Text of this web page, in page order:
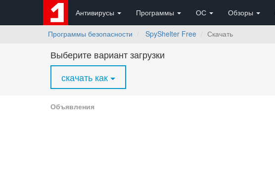
Антивирусы Программы ОС Обзоры
Программы безопасности SpyShelter Free Скачать
Выберите вариант загрузки
скачать как
Объявления